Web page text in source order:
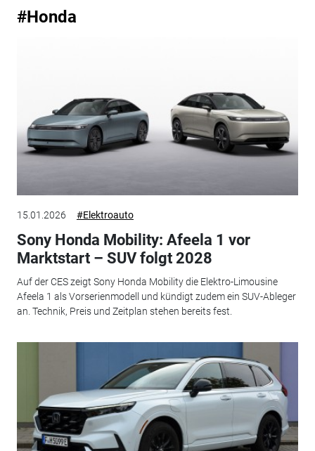
#Honda
15.01.2026 #Elektroauto
Sony Honda Mobility: Afeela 1 vor
Marktstart – SUV folgt 2028
Auf der CES zeigt Sony Honda Mobility die Elektro-Limousine
Afeela 1 als Vorserienmodell und kündigt zudem ein SUV-Ableger
an. Technik, Preis und Zeitplan stehen bereits fest.